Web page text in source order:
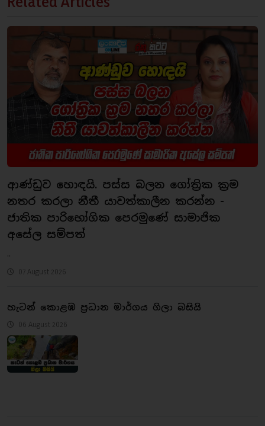
ආණ්ඩුව හොඳයි. පස්ස බලන ගෝත්‍රික ක්‍රම
නතර කරලා නීතී යාවත්කාලීන කරන්න -
ජාතික පාරිභෝගික පෙරමුණේ සාමාජික
අසේල සම්පත්
..
07 August 2026
හැටන් කොළඹ ප්‍රධාන මාර්ගය ගිලා බසියි
06 August 2026